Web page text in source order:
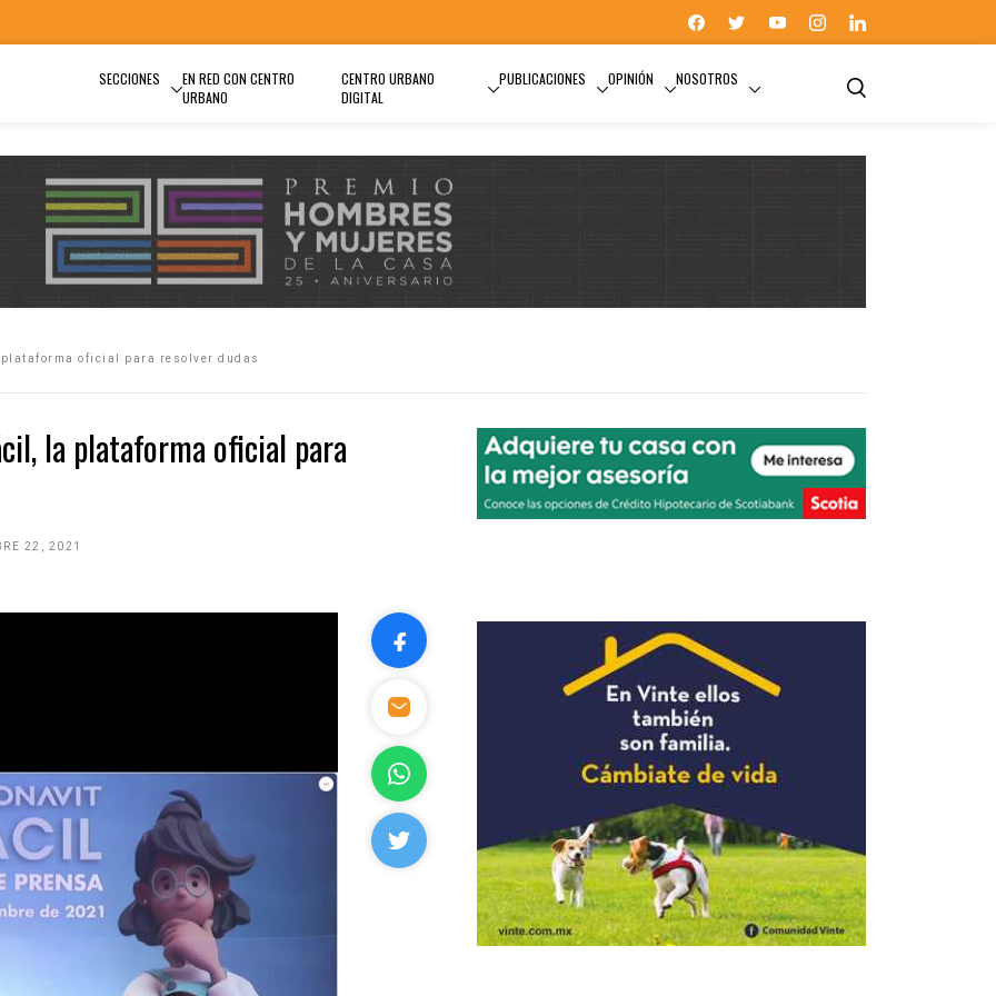
SECCIONES
EN RED CON CENTRO
URBANO
CENTRO URBANO
DIGITAL
PUBLICACIONES OPINIÓN NOSOTROS
oficial para resolver dudas
la plataforma oficial para
22, 2021